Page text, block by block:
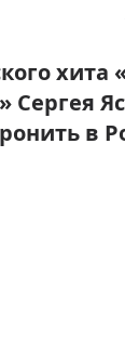
хита
Сергея
в